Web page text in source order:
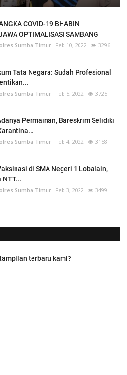
COVID-19 BHABIN
OPTIMALISASI SAMBANG
Sumba Timur Feb 10, 2022 3296
Tata Negara: Sudah Profesional
Sumba Timur Feb 5, 2022 3725
Permainan, Bareskrim Selidiki
Sumba Timur Feb 4, 2022 3158
di SMA Negeri 1 Lobalain,
NTT...
Sumba Timur Feb 3, 2022 3499
terbaru kami?